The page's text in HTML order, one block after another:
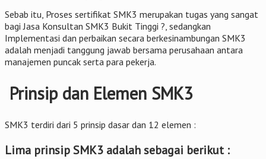
Sebab itu, Proses sertifikat SMK3 merupakan tugas yang sangat
bagi Jasa Konsultan SMK3 Bukit Tinggi ?, sedangkan
Implementasi dan perbaikan secara berkesinambungan SMK3
adalah menjadi tanggung jawab bersama perusahaan antara
manajemen puncak serta para pekerja.
Prinsip dan Elemen SMK3
SMK3 terdiri dari 5 prinsip dasar dan 12 elemen :
Lima prinsip SMK3 adalah sebagai berikut :